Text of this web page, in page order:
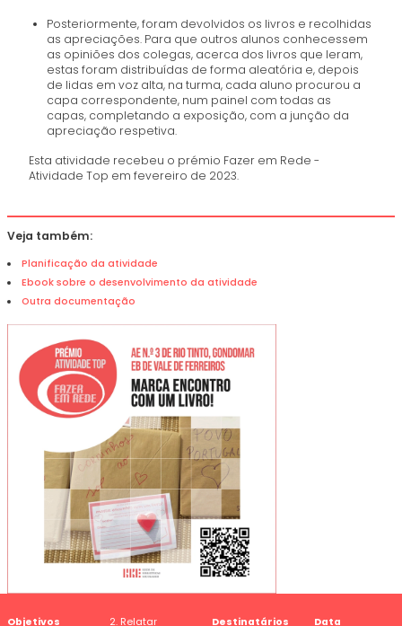
Posteriormente, foram devolvidos os livros e recolhidas
as apreciações. Para que outros alunos conhecessem
as opiniões dos colegas, acerca dos livros que leram,
estas foram distribuídas de forma aleatória e, depois
de lidas em voz alta, na turma, cada aluno procurou a
capa correspondente, num painel com todas as
capas, completando a exposição, com a junção da
apreciação respetiva.
Esta atividade recebeu o prémio Fazer em Rede -
Atividade Top em fevereiro de 2023.
Veja também:
Planificação da atividade
Ebook sobre o desenvolvimento da atividade
Outra documentação
Objetivos
2. Relatar
Destinatários
Data